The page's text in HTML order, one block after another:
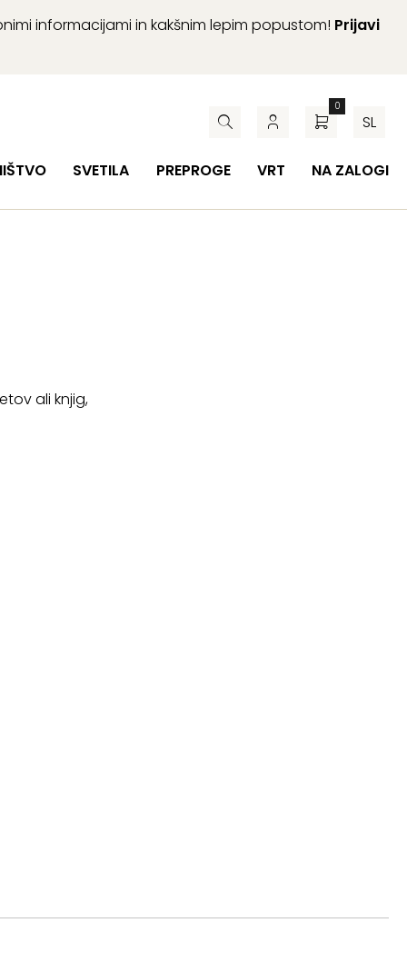
informacijami in kakšnim lepim popustom! Prijavi
0
SL
SVETILA PREPROGE VRT NA ZALOGI
ali knjig,